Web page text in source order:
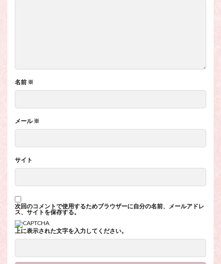
名前 ※
メール※
サイト
次回のコメントで使用するためブラウザーに自分の名前、メールアドレ
ス、サイトを保存する。
上に表示された文字を入力してください。